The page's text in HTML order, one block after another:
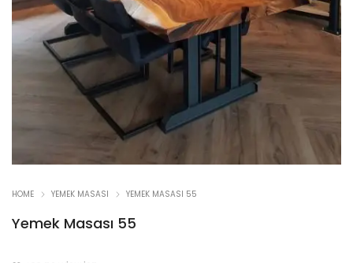
HOME YEMEK MASASI YEMEK MASASI 55
Yemek Masası 55